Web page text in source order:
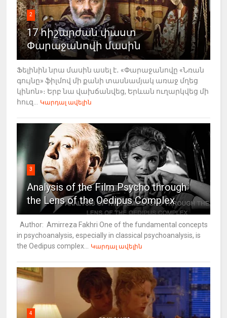
2
17 հիշարժան փաստ
Փարաջանովի մասին
Ֆելինին նրա մասին ասել է․ «Փարաջանովը «Նռան
գույնը» ֆիլմով մի քանի տասնամյակ առաջ մղեց
կինոն»։ Երբ նա վախճանվեց, Երևան ուղարկվեց մի
հուզ...
Կարդալ ավելին
3
Analysis of the Film Psycho through
the Lens of the Oedipus Complex
Author: Amirreza Fakhri One of the fundamental concepts
in psychoanalysis, especially in classical psychoanalysis, is
the Oedipus complex...
Կարդալ ավելին
4